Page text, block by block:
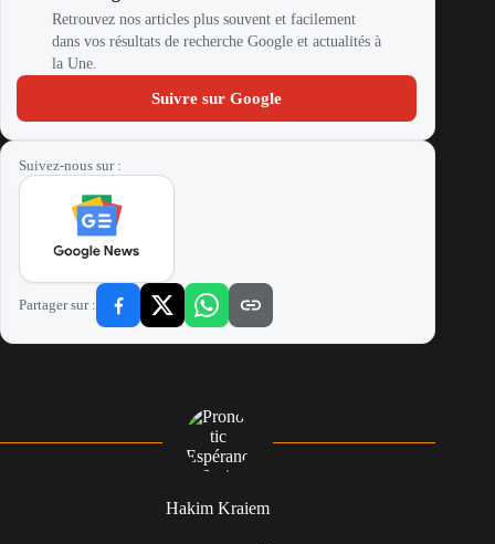
Retrouvez nos articles plus souvent et facilement
dans vos résultats de recherche Google et actualités à
la Une.
Suivre sur Google
Suivez-nous sur :
Partager sur :
Hakim Kraiem